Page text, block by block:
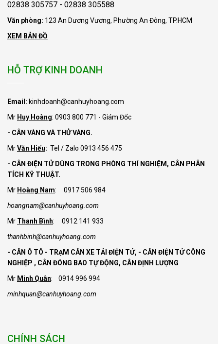
02838 305757 - 02838 305588
Văn phòng: 123 An Dương Vương, Phường An Đông, TP.HCM
XEM BẢN ĐỒ
HỖ TRỢ KINH DOANH
Email: kinhdoanh@canhuyhoang.com
Mr Huy Hoàng: 0903 800 771 - Giám Đốc
- CÂN VÀNG VÀ THỬ VÀNG.
MrVăn Hiếu: Tel / Zalo 0913 456 475
- CÂN ĐIỆN TỬ DÙNG TRONG PHÒNG THÍ NGHIỆM, CÂN PHÂN
TÍCH KỸ THUẬT.
Mr Hoàng Nam: 0917 506 984
hoangnam@canhuyhoang.com
Mr Thanh Bình: 0912 141 933
thanhbinh@canhuyhoang.com
- CÂN Ô TÔ - TRẠM CÂN XE TẢI ĐIỆN TỬ, - CÂN ĐIỆN TỬ CÔNG
NGHIỆP , CÂN ĐÓNG BAO TỰ ĐỘNG, CÂN ĐỊNH LƯỢNG
Mr Minh Quân: 0914 996 994
minhquan@canhuyhoang.com
CHÍNH SÁCH